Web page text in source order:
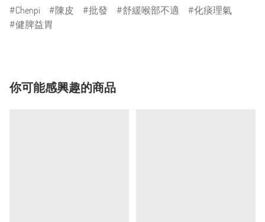
Chenpi 陳皮 批發 舒緩喉部不適
化痰理氣
健脾益胃
你可能感興趣的商品